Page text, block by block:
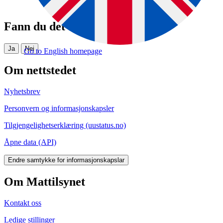
Go to English homepage
Fann du det du leita etter?
Ja Nei
Om nettstedet
Nyhetsbrev
Personvern og informasjonskapsler
Tilgjengelighetserklæring (uustatus.no)
Åpne data (API)
Endre samtykke for informasjonskapslar
Om Mattilsynet
Kontakt oss
Ledige stillinger